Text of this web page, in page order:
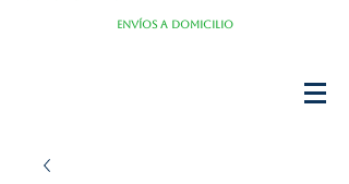
Envíos a domicilio